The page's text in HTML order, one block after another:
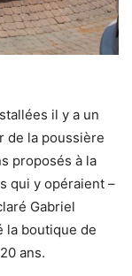
il y a un
de la poussière
proposés à la
qui y opéraient –
Gabriel
la boutique de
ans.